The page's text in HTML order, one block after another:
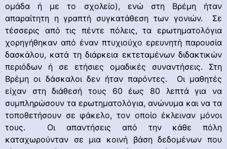
ομάδα ή με το σχολείο), ενώ στη Βρέμη ήταν
απαραίτητη η γραπτή συγκατάθεση των γονιών. Σε
τέσσερις από τις πέντε πόλεις, τα ερωτηματολόγια
χορηγήθηκαν από έναν πτυχιούχο ερευνητή παρουσία
δασκάλου, κατά τη διάρκεια εκτεταμένων διδακτικών
περιόδων ή σε ετήσιες ομαδικές συναντήσεις. Στη
Βρέμη οι δάσκαλοι δεν ήταν παρόντες. Οι μαθητές
είχαν στη διάθεσή τους 60 έως 80 λεπτά για να
συμπληρώσουν τα ερωτηματολόγια, ανώνυμα και να τα
τοποθετήσουν σε φάκελο, τον οποίο έκλειναν μόνοι
τους. Οι απαντήσεις από την κάθε πόλη
καταχωρούνταν σε μια κοινή βάση δεδομένων που